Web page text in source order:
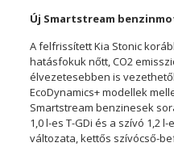
Új Smartstream
A felfrissített Kia Stonic
hatásfokuk nőtt, CO2
élvezetesebben is
EcoDynamics+ modellek
Smartstream benzinesek
1,0 l-es T-GDi és a szívó 1,2
változata, kettős szívócső-